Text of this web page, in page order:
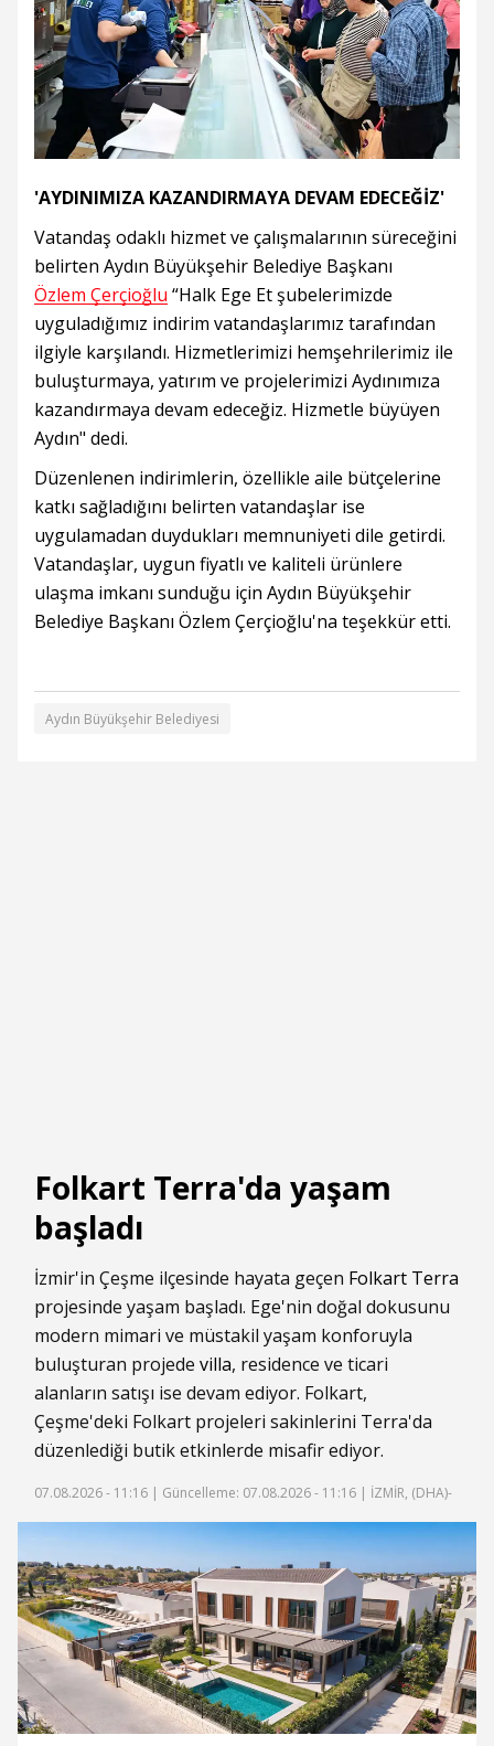
'AYDINIMIZA KAZANDIRMAYA DEVAM EDECEĞİZ'
Vatandaş odaklı hizmet ve çalışmalarının süreceğini
belirten Aydın Büyükşehir Belediye Başkanı
Özlem Çerçioğlu “Halk Ege Et şubelerimizde
uyguladığımız indirim vatandaşlarımız tarafından
ilgiyle karşılandı. Hizmetlerimizi hemşehrilerimiz ile
buluşturmaya, yatırım ve projelerimizi Aydınımıza
kazandırmaya devam edeceğiz. Hizmetle büyüyen
Aydın" dedi.
Düzenlenen indirimlerin, özellikle aile bütçelerine
katkı sağladığını belirten vatandaşlar ise
uygulamadan duydukları memnuniyeti dile getirdi.
Vatandaşlar, uygun fiyatlı ve kaliteli ürünlere
ulaşma imkanı sunduğu için Aydın Büyükşehir
Belediye Başkanı Özlem Çerçioğlu'na teşekkür etti.
Aydın Büyükşehir Belediyesi
Folkart Terra'da yaşam
başladı
İzmir'in Çeşme ilçesinde hayata geçen Folkart Terra
projesinde yaşam başladı. Ege'nin doğal dokusunu
modern mimari ve müstakil yaşam konforuyla
buluşturan projede villa, residence ve ticari
alanların satışı ise devam ediyor. Folkart,
Çeşme'deki Folkart projeleri sakinlerini Terra'da
düzenlediği butik etkinlerde misafir ediyor.
07.08.2026 - 11:16 | Güncelleme: 07.08.2026 - 11:16 | İZMİR, (DHA)-